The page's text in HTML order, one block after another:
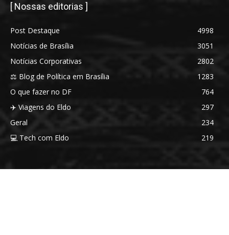
[ Nossas editorias ]
Post Destaque
4998
Notícias de Brasília
3051
Notícias Corporativas
2802
⚖️ Blog de Política em Brasília
1283
O que fazer no DF
764
✈️ Viagens do Eldo
297
Geral
234
💻 Tech com Eldo
219